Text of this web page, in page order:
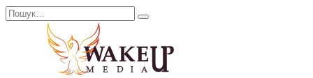
Перейти
Search